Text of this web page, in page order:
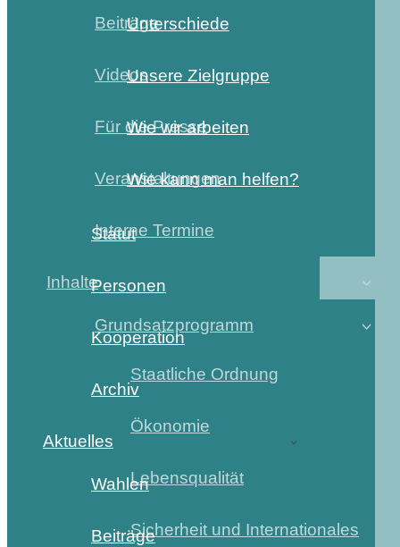
Beiträge
Videos
Für die Presse
Veranstaltungen
Interne Termine
Inhalte
Grundsatzprogramm
Staatliche Ordnung
Ökonomie
Lebensqualität
Sicherheit und Internationales
Unterschiede
Unsere Zielgruppe
Wie wir arbeiten
Wie kann man helfen?
Statut
Personen
Kooperation
Archiv
Aktuelles
Wahlen
Beiträge